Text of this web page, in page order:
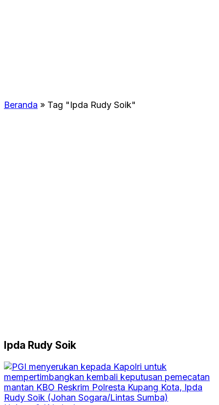
Beranda » Tag "Ipda Rudy Soik"
Ipda Rudy Soik